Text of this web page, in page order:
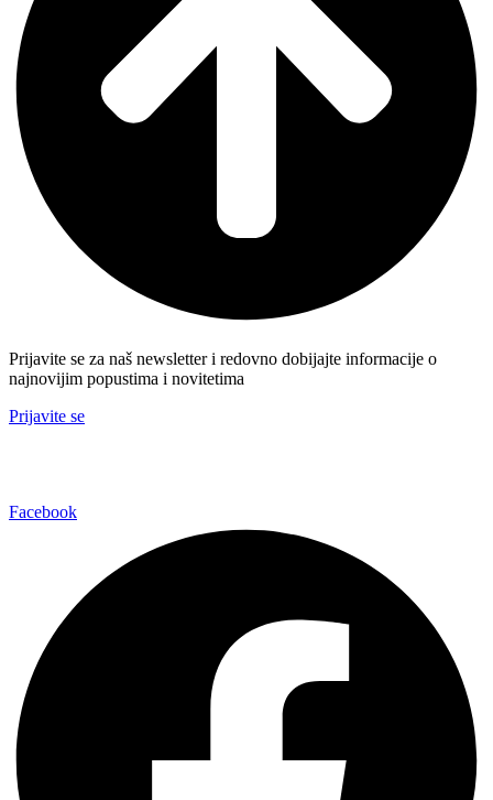
Prijavite se za naš newsletter i redovno dobijajte informacije o
najnovijim popustima i novitetima
Prijavite se
Facebook